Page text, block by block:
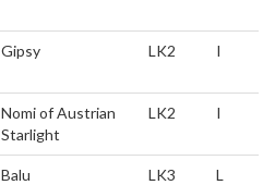
Gipsy LK2 I
Nomi of Austrian
Starlight
LK2 I
Balu LK3 L